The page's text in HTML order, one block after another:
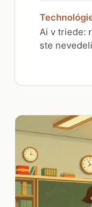
Ai v triede:
ste nevedeli